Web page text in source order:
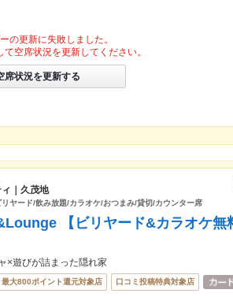
の更新に失敗しました。
空席状況を更新してください。
席状況を更新する
｜久茂地
ヤード/飲み放題/カラオケ/おつまみ/貸切/カウンター席
【ビリヤード&カラオケ無
×遊びが詰まった隠れ家
最大800ポイント還元対象店 口コミ投稿特典対象店